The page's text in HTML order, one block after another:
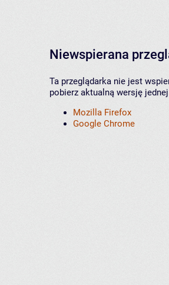
Niewspierana
Ta przeglądarka nie jest
pobierz aktualną wersję
Mozilla Firefox
Google Chrome